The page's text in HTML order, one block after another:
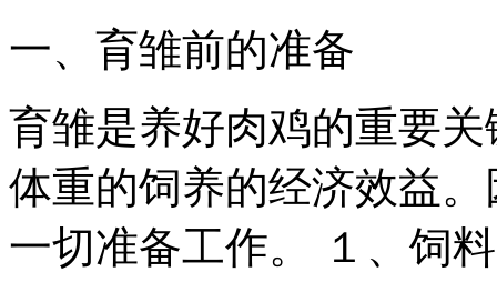
一、育雏前的准备
育雏是养好肉鸡的重要
体重的饲养的经济效益
一切准备工作。 １、饲